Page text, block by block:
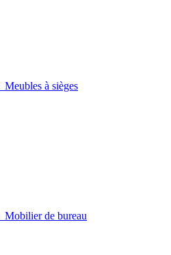
Meubles à sièges
Mobilier de bureau